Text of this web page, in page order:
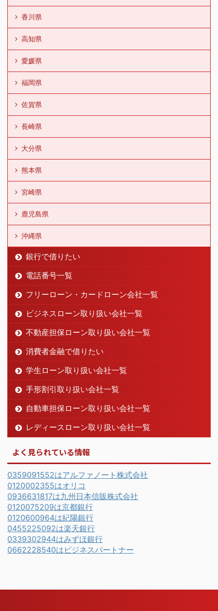
香川県
高知県
愛媛県
福岡県
佐賀県
長崎県
大分県
熊本県
宮崎県
鹿児島県
沖縄県
銀行で借りたい
電話番号一覧
フリーローン・カードローン会社一覧
ビジネスローン取り扱い会社一覧
不動産担保ローン取り扱い会社一覧
消費者金融で借りたい
学生ローン取り扱い会社一覧
手形割引取り扱い会社一覧
自動車担保ローン取り扱い会社一覧
レディースローン取り扱い会社一覧
よく見られている情報
0359091552はアルファノート株式会社
0120002355はオリコ
0936631817は九州日本信販株式会社
0120075209は京都銀行
0120600964は紀陽銀行
0455225092は楽天銀行
0339302944はみずほ銀行
0662228540はビジネスパートナー